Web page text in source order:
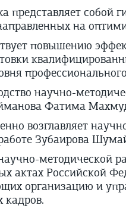
представляет собой
на
повышению
научно-
Фатима
возглавляет
Зубаирова
методической
актах Российской
организацию и
кадров.